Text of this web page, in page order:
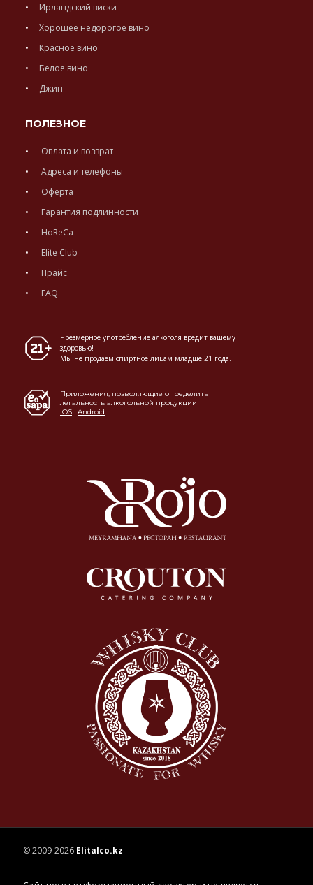
Ирландский виски
Хорошее недорогое вино
Красное вино
Белое вино
Джин
ПОЛЕЗНОЕ
Оплата и возврат
Адреса и телефоны
Оферта
Гарантия подлинности
HoReCa
Elite Club
Прайс
FAQ
Чрезмерное употребление алкоголя вредит вашему
здоровью!
Мы не продаем спиртное лицам младше 21 года.
Приложения, позволяющие определить
легальность алкогольной продукции
IOS . Android
© 2009-2026 Elitalco.kz